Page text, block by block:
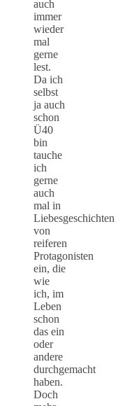
auch
immer
wieder
mal
gerne
lest.
Da ich
selbst
ja auch
schon
Ü40
bin
tauche
ich
gerne
auch
mal in
Liebesgeschichten
von
reiferen
Protagonisten
ein, die
wie
ich, im
Leben
schon
das ein
oder
andere
durchgemacht
haben.
Doch